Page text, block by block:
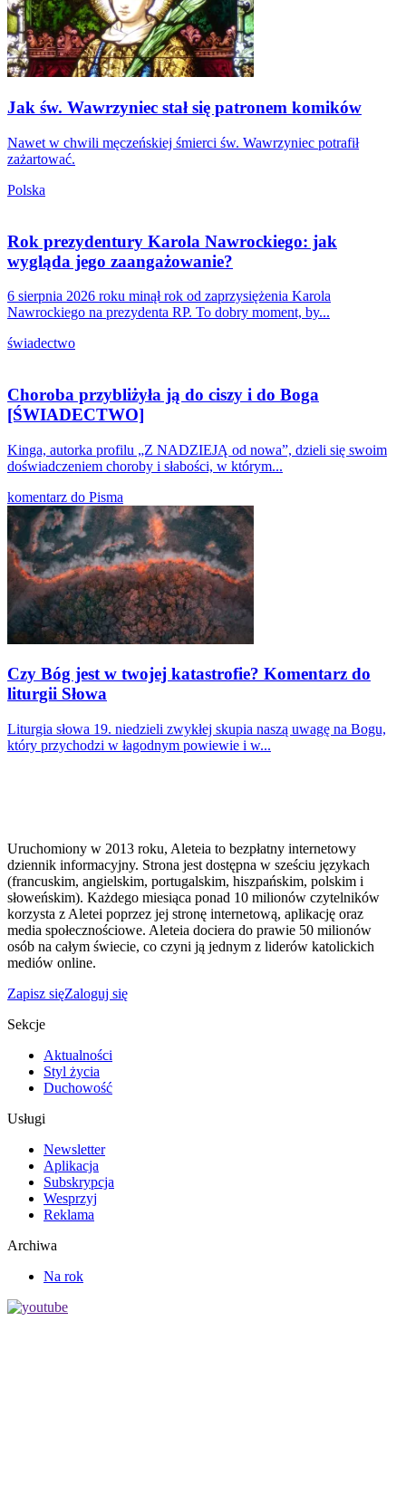
Jak św. Wawrzyniec stał się patronem komików
Nawet w chwili męczeńskiej śmierci św. Wawrzyniec potrafił
zażartować.
Polska
Rok prezydentury Karola Nawrockiego: jak
wygląda jego zaangażowanie?
6 sierpnia 2026 roku minął rok od zaprzysiężenia Karola
Nawrockiego na prezydenta RP. To dobry moment, by...
świadectwo
Choroba przybliżyła ją do ciszy i do Boga
[ŚWIADECTWO]
Kinga, autorka profilu „Z NADZIEJĄ od nowa”, dzieli się swoim
doświadczeniem choroby i słabości, w którym...
komentarz do Pisma
Czy Bóg jest w twojej katastrofie? Komentarz do
liturgii Słowa
Liturgia słowa 19. niedzieli zwykłej skupia naszą uwagę na Bogu,
który przychodzi w łagodnym powiewie i w...
Uruchomiony w 2013 roku, Aleteia to bezpłatny internetowy
dziennik informacyjny. Strona jest dostępna w sześciu językach
(francuskim, angielskim, portugalskim, hiszpańskim, polskim i
słoweńskim). Każdego miesiąca ponad 10 milionów czytelników
korzysta z Aletei poprzez jej stronę internetową, aplikację oraz
media społecznościowe. Aleteia dociera do prawie 50 milionów
osób na całym świecie, co czyni ją jednym z liderów katolickich
mediów online.
Zapisz sięZaloguj się
Sekcje
Aktualności
Styl życia
Duchowość
Usługi
Newsletter
Aplikacja
Subskrypcja
Wesprzyj
Reklama
Archiwa
Na rok